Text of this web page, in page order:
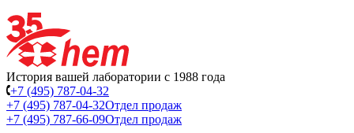
История вашей лаборатории с 1988 года
+7 (495) 787-04-32
+7 (495) 787-04-32Отдел продаж
+7 (495) 787-66-09Отдел продаж